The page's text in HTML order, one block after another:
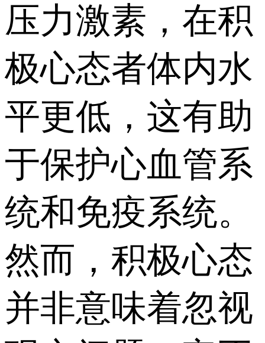
压力激素，在积
极心态者体内水
平更低，这有助
于保护心血管系
统和免疫系统。
然而，积极心态
并非意味着忽视